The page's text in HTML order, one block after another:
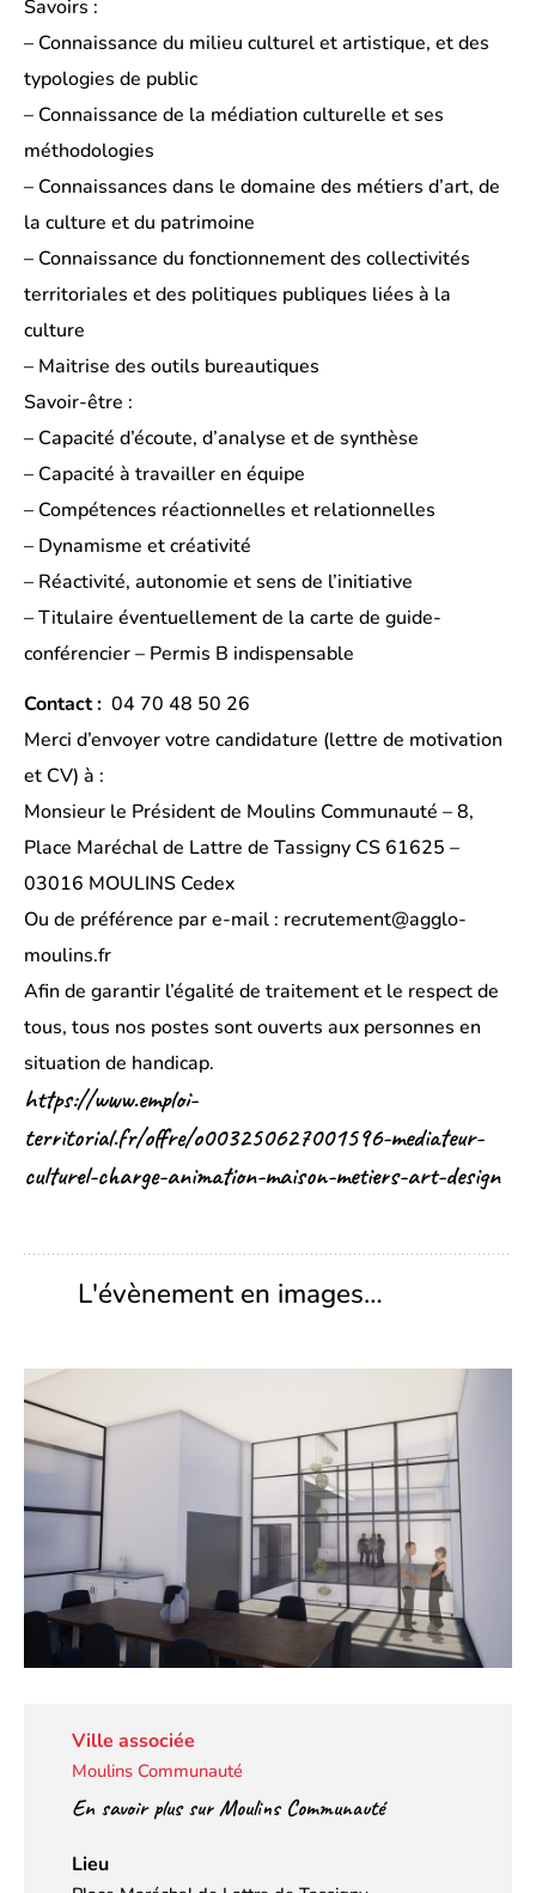
Savoirs :
– Connaissance du milieu culturel et artistique, et des
typologies de public
– Connaissance de la médiation culturelle et ses
méthodologies
– Connaissances dans le domaine des métiers d’art, de
la culture et du patrimoine
– Connaissance du fonctionnement des collectivités
territoriales et des politiques publiques liées à la
culture
– Maitrise des outils bureautiques
Savoir-être :
– Capacité d’écoute, d’analyse et de synthèse
– Capacité à travailler en équipe
– Compétences réactionnelles et relationnelles
– Dynamisme et créativité
– Réactivité, autonomie et sens de l’initiative
– Titulaire éventuellement de la carte de guide-
conférencier – Permis B indispensable
Contact : 04 70 48 50 26
Merci d’envoyer votre candidature (lettre de motivation
et CV) à :
Monsieur le Président de Moulins Communauté – 8,
Place Maréchal de Lattre de Tassigny CS 61625 –
03016 MOULINS Cedex
Ou de préférence par e-mail : recrutement@agglo-
moulins.fr
Afin de garantir l’égalité de traitement et le respect de
tous, tous nos postes sont ouverts aux personnes en
situation de handicap.
https://www.emploi-
territorial.fr/offre/o003250627001596-mediateur-
culturel-charge-animation-maison-metiers-art-design
L'évènement en images…
Ville associée
Moulins Communauté
En savoir plus sur Moulins Communauté
Lieu